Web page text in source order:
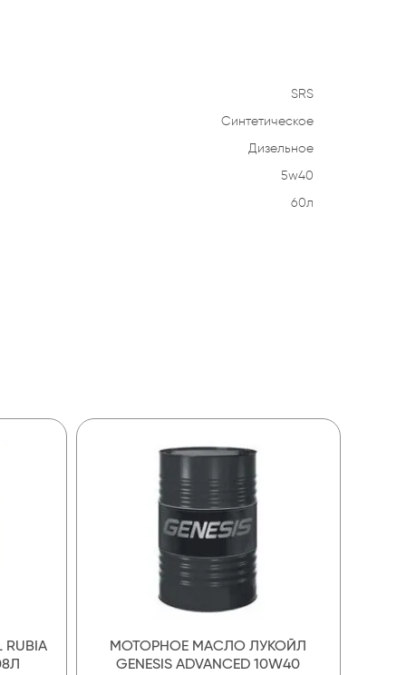
SRS
Синтетическое
Дизельное
5w40
60л
МОТОРНОЕ МАСЛО ЛУКОЙЛ
GENESIS ADVANCED 10W40